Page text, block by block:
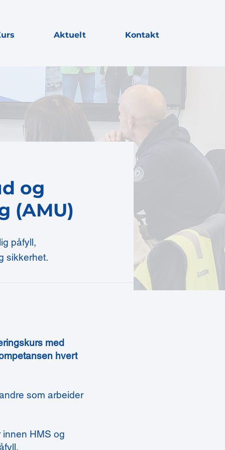
Aktuelt Kontakt
og
(AMU)
påfyll,
sikkerhet.
med
hvert
som arbeider
HMS og